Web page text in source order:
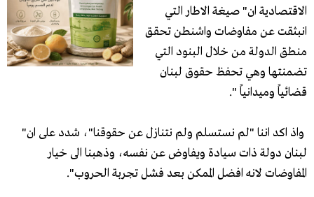
الاقتصادية ان" صيغة الاطار التي
انبثقت عن مفاوضات واشنطن تحقق
منطق الدولة من خلال البنود التي
تضمنتها وهي تحفظ حقوق لبنان
قضائياً وميدانياً ".
واذ اكد اننا "لم نستسلم ولم نتنازل عن حقوقنا"، شدد على ان"
لبنان دولة ذات سيادة ويفاوض عن نفسه، وذهبنا الى خيار
المفاوضات لانه افضل الممكن بعد فشل تجربة الحروب".